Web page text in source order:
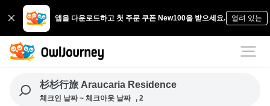
앱을 다운로드하고 첫 주문 쿠폰 New100을 받으세요. 열려 있는
杉杉行旅 Araucaria Residence
체크인 날짜 ~ 체크아웃 날짜 , 2